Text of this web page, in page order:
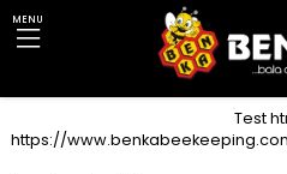
MENU
Test
https://